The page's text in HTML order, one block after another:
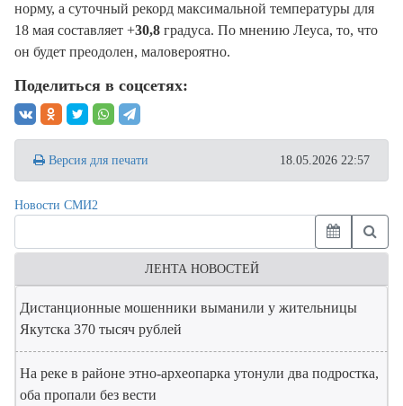
норму, а суточный рекорд максимальной температуры для
18 мая составляет +30,8 градуса. По мнению Леуса, то, что
он будет преодолен, маловероятно.
Поделиться в соцсетях:
Версия для печати 18.05.2026 22:57
Новости СМИ2
ЛЕНТА НОВОСТЕЙ
Дистанционные мошенники выманили у жительницы
Якутска 370 тысяч рублей
На реке в районе этно-археопарка утонули два подростка,
оба пропали без вести